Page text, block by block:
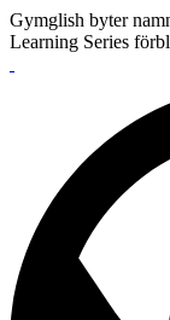
Gymglish byter
Learning Series